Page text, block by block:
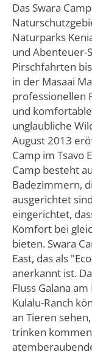
Das Swara
Naturparks
und Abenteuer-
Pirschfahrten
in der Masaai
professionellen
und
unglaubliche
August 2013
Camp im Tsavo
Camp besteht
Badezimmern,
ausgerichtet
eingerichtet,
Komfort bei
bieten. Swara
East, das als
anerkannt ist.
Fluss Galana
Kulalu-Ranch
an Tieren
trinken